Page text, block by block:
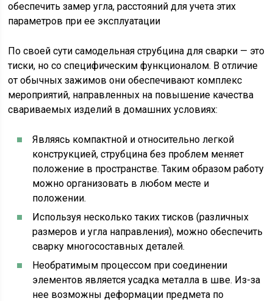
обеспечить замер угла, расстояний для учета этих
параметров при ее эксплуатации
По своей сути самодельная струбцина для сварки — это
тиски, но со специфическим функционалом. В отличие
от обычных зажимов они обеспечивают комплекс
мероприятий, направленных на повышение качества
свариваемых изделий в домашних условиях:
Являясь компактной и относительно легкой
конструкцией, струбцина без проблем меняет
положение в пространстве. Таким образом работу
можно организовать в любом месте и
положении.
Используя несколько таких тисков (различных
размеров и угла направления), можно обеспечить
сварку многосоставных деталей.
Необратимым процессом при соединении
элементов является усадка металла в шве. Из-за
нее возможны деформации предмета по